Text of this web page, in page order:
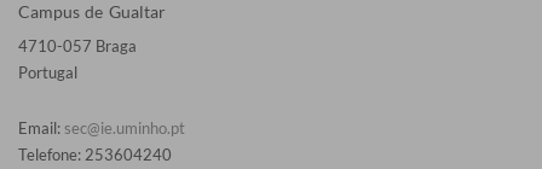
Campus de Gualtar
4710-057 Braga
Portugal
Email: sec@ie.uminho.pt
Telefone: 253604240